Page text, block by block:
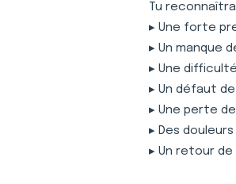
Tu
▸ Une forte
▸ Un manque
▸ Une
▸ Un défaut
▸ Une perte
▸ Des
▸ Un retour